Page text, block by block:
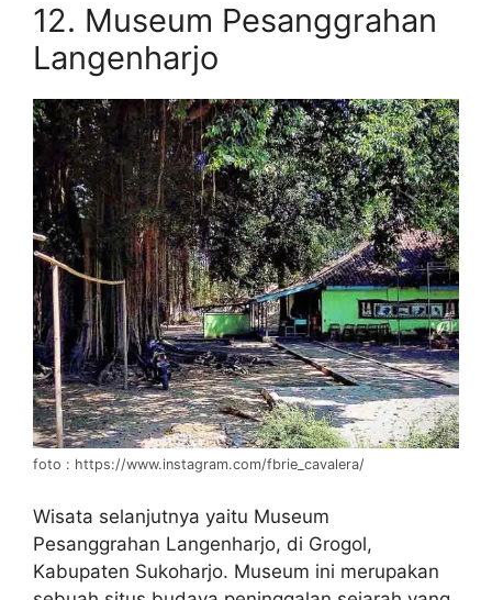
12. Museum Pesanggrahan
Langenharjo
foto : https://www.instagram.com/fbrie_cavalera/
Wisata selanjutnya yaitu Museum
Pesanggrahan Langenharjo, di Grogol,
Kabupaten Sukoharjo. Museum ini merupakan